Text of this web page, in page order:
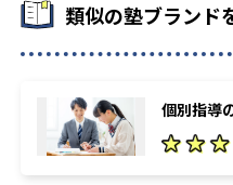
類似の塾ブランド
個別指導